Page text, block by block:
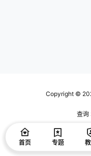
Copyright ©
查询
首页 专题